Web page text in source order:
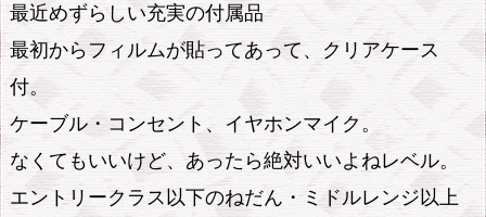
最近めずらしい充実の付属品
最初からフィルムが貼ってあって、クリアケース
付。
ケーブル・コンセント、イヤホンマイク。
なくてもいいけど、あったら絶対いいよねレベル。
エントリークラス以下のねだん・ミドルレンジ以上